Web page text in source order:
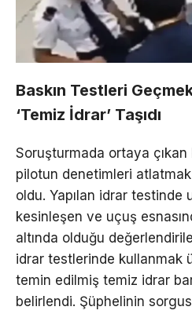
Baskın Testleri
‘Temiz İdrar’ Taşıdı
Soruşturmada ortaya
pilotun denetimleri
oldu. Yapılan idrar testinde
kesinleşen ve uçuş
altında olduğu
idrar testlerinde kullanmak
temin edilmiş temiz idrar
belirlendi. Şüphelinin